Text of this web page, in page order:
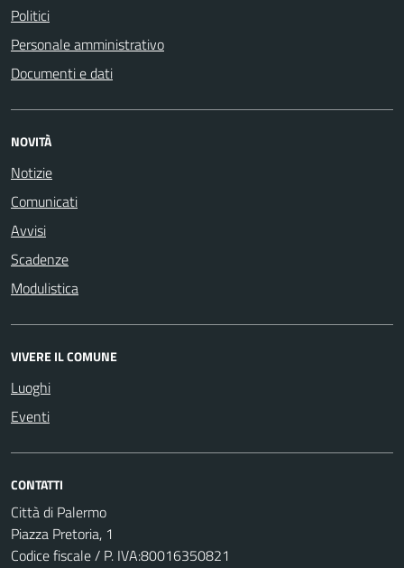
Politici
Personale amministrativo
Documenti e dati
NOVITÀ
Notizie
Comunicati
Avvisi
Scadenze
Modulistica
VIVERE IL COMUNE
Luoghi
Eventi
CONTATTI
Città di Palermo
Piazza Pretoria, 1
Codice fiscale / P. IVA:80016350821